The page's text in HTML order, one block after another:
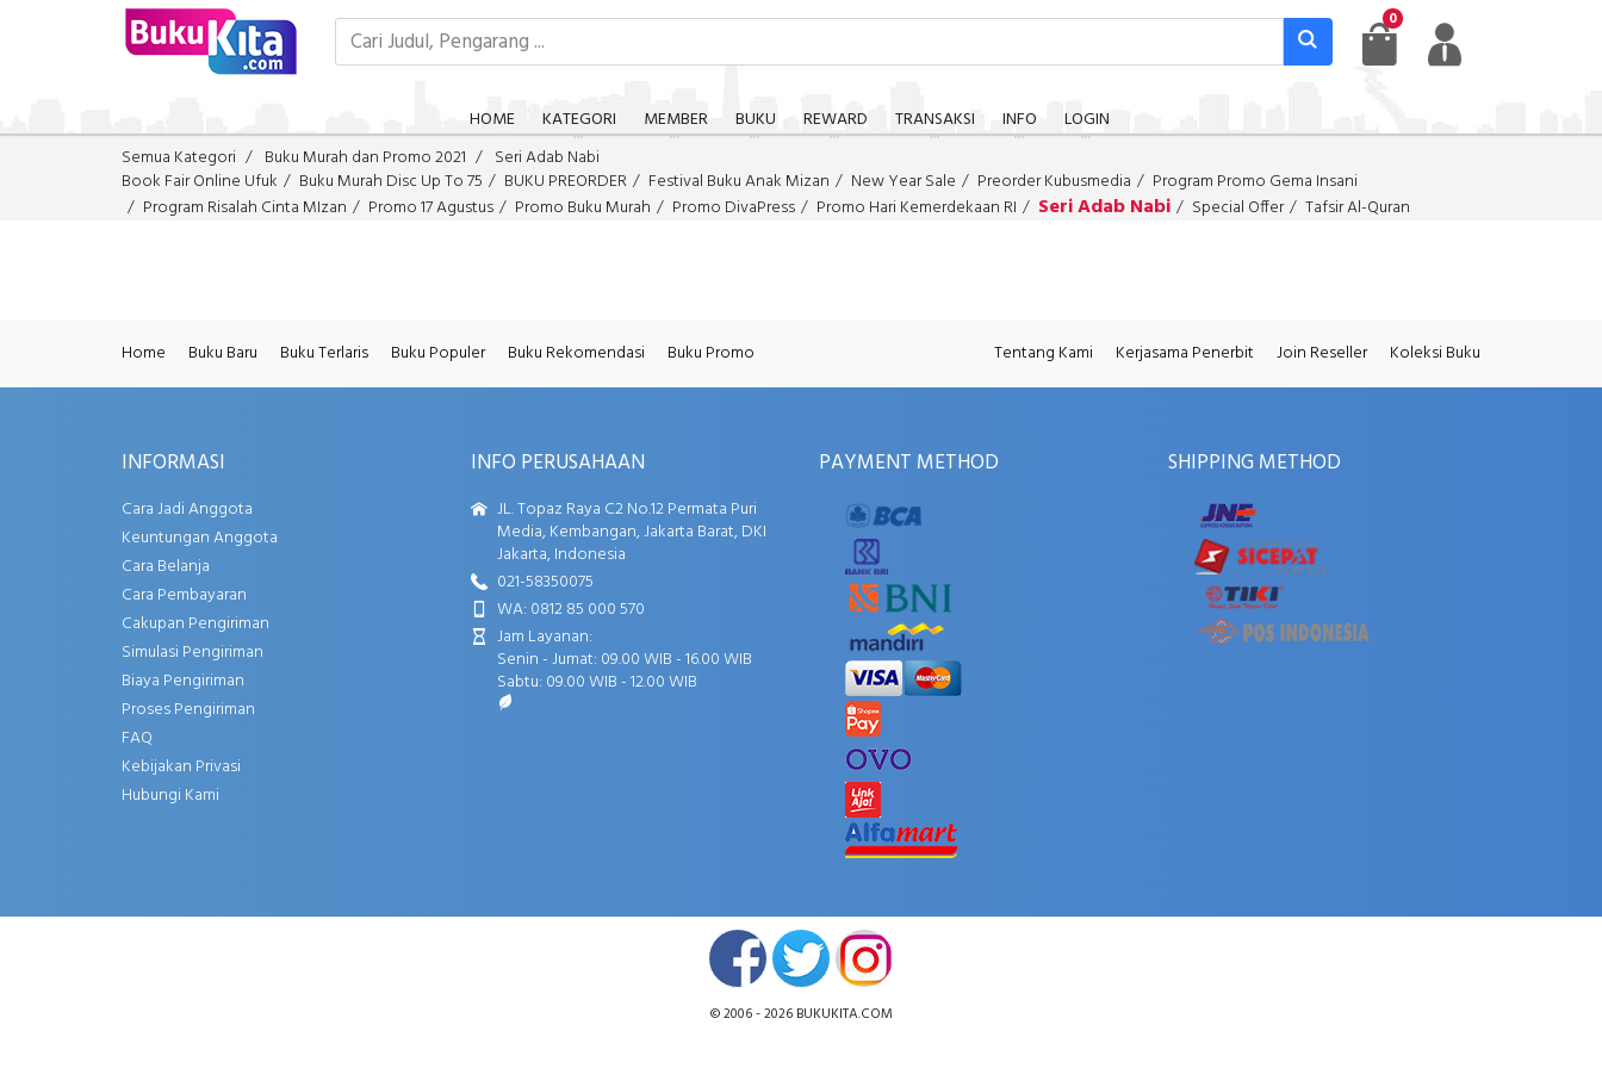
0
HOME KATEGORI MEMBER BUKU REWARD TRANSAKSI INFO
LOGIN
Semua Kategori
Buku Murah dan Promo 2021
Seri Adab Nabi
Book Fair Online Ufuk
Buku Murah Disc Up To 75 BUKU PREORDER Festival Buku Anak Mizan New Year Sale Preorder Kubusmedia
Program Promo Gema Insani
Program Risalah Cinta MIzan
Promo 17 Agustus Promo Buku Murah Promo DivaPress Promo Hari Kemerdekaan RI Seri Adab Nabi Special Offer Tafsir Al-Quran
Home Buku Baru Buku Terlaris Buku Populer Buku Rekomendasi Buku Promo Tentang Kami Kerjasama Penerbit Join Reseller Koleksi Buku
INFORMASI
Cara Jadi Anggota
Keuntungan Anggota
Cara Belanja
Cara Pembayaran
Cakupan Pengiriman
Simulasi Pengiriman
Biaya Pengiriman
Proses Pengiriman
FAQ
Kebijakan Privasi
Hubungi Kami
INFO PERUSAHAAN
JL. Topaz Raya C2 No.12 Permata Puri
Media, Kembangan, Jakarta Barat, DKI
Jakarta, Indonesia
021-58350075
WA: 0812 85 000 570
Jam Layanan:
Senin - Jumat: 09.00 WIB - 16.00 WIB
Sabtu: 09.00 WIB - 12.00 WIB
PAYMENT METHOD SHIPPING METHOD
© 2006 - 2026 BUKUKITA.COM